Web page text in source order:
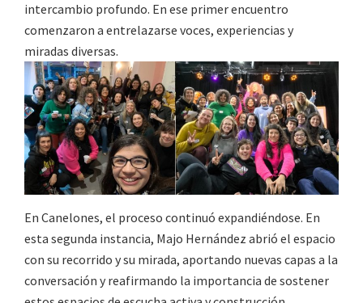
intercambio profundo. En ese primer encuentro
comenzaron a entrelazarse voces, experiencias y
miradas diversas.
En Canelones, el proceso continuó expandiéndose. En
esta segunda instancia, Majo Hernández abrió el espacio
con su recorrido y su mirada, aportando nuevas capas a la
conversación y reafirmando la importancia de sostener